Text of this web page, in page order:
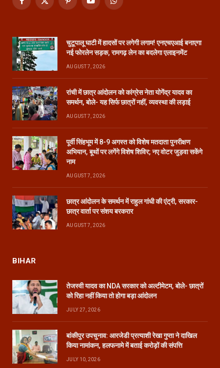
Facebook
X
PinterestYouTubeWhatsApp
चुटूपालू घाटी में हादसों पर लगेगी लगाम! एनएचएआई बनाएगा
नई फोरलेन सड़क, रामगढ़ लेन का बदलेगा एलाइनमेंट
AUGUST 7, 2026
रांची में छात्र आंदोलन को कांग्रेस नेता योगेंद्र यादव का
समर्थन, बोले- यह सिर्फ छात्रों नहीं, व्यवस्था की लड़ाई
AUGUST 7, 2026
पूर्वी सिंहभूम में 8-9 अगस्त को विशेष मतदाता पुनरीक्षण
अभियान, बूथों पर लगेंगे विशेष शिविर; नए वोटर जुड़वा सकेंगे
नाम
AUGUST 7, 2026
छात्र आंदोलन के समर्थन में राहुल गांधी की एंट्री, सरकार-
छात्र वार्ता पर संशय बरकरार
AUGUST 7, 2026
BIHAR
तेजस्वी यादव का NDA सरकार को अल्टीमेटम, बोले- छात्रों
को रिहा नहीं किया तो होगा बड़ा आंदोलन
JULY 27, 2026
बांकीपुर उपचुनाव: आरजेडी प्रत्याशी रेखा गुप्ता ने दाखिल
किया नामांकन, हलफनामे में बताई करोड़ों की संपत्ति
JULY 10, 2026